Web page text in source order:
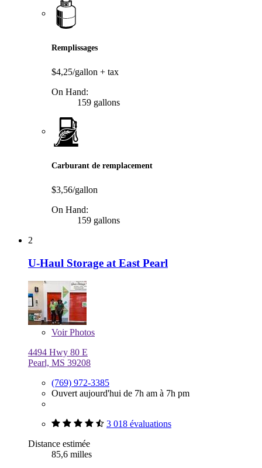
Remplissages
$4,25/gallon + tax
On Hand:
159 gallons
Carburant de remplacement
$3,56/gallon
On Hand:
159 gallons
2
U-Haul Storage at East Pearl
VoirPhotos
4494 Hwy 80 E
Pearl, MS 39208
(769) 972-3385
Ouvert aujourd'hui de 7h am à 7h pm
3 018 évaluations
Distance estimée
85,6 milles